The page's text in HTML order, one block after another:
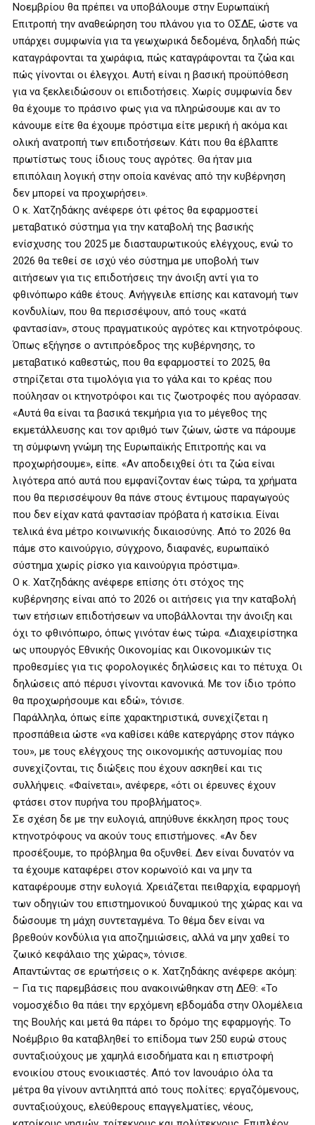
Νοεμβρίου θα πρέπει να υποβάλουμε στην Ευρωπαϊκή
Επιτροπή την αναθεώρηση του πλάνου για το ΟΣΔΕ, ώστε να
υπάρχει συμφωνία για τα γεωχωρικά δεδομένα, δηλαδή πώς
καταγράφονται τα χωράφια, πώς καταγράφονται τα ζώα και
πώς γίνονται οι έλεγχοι. Αυτή είναι η βασική προϋπόθεση
για να ξεκλειδώσουν οι επιδοτήσεις. Χωρίς συμφωνία δεν
θα έχουμε το πράσινο φως για να πληρώσουμε και αν το
κάνουμε είτε θα έχουμε πρόστιμα είτε μερική ή ακόμα και
ολική ανατροπή των επιδοτήσεων. Κάτι που θα έβλαπτε
πρωτίστως τους ίδιους τους αγρότες. Θα ήταν μια
επιπόλαιη λογική στην οποία κανένας από την κυβέρνηση
δεν μπορεί να προχωρήσει».
Ο κ. Χατζηδάκης ανέφερε ότι φέτος θα εφαρμοστεί
μεταβατικό σύστημα για την καταβολή της βασικής
ενίσχυσης του 2025 με διασταυρωτικούς ελέγχους, ενώ το
2026 θα τεθεί σε ισχύ νέο σύστημα με υποβολή των
αιτήσεων για τις επιδοτήσεις την άνοιξη αντί για το
φθινόπωρο κάθε έτους. Ανήγγειλε επίσης και κατανομή των
κονδυλίων, που θα περισσέψουν, από τους «κατά
φαντασίαν», στους πραγματικούς αγρότες και κτηνοτρόφους.
Όπως εξήγησε ο αντιπρόεδρος της κυβέρνησης, το
μεταβατικό καθεστώς, που θα εφαρμοστεί το 2025, θα
στηρίζεται στα τιμολόγια για το γάλα και το κρέας που
πούλησαν οι κτηνοτρόφοι και τις ζωοτροφές που αγόρασαν.
«Αυτά θα είναι τα βασικά τεκμήρια για το μέγεθος της
εκμετάλλευσης και τον αριθμό των ζώων, ώστε να πάρουμε
τη σύμφωνη γνώμη της Ευρωπαϊκής Επιτροπής και να
προχωρήσουμε», είπε. «Αν αποδειχθεί ότι τα ζώα είναι
λιγότερα από αυτά που εμφανίζονταν έως τώρα, τα χρήματα
που θα περισσέψουν θα πάνε στους έντιμους παραγωγούς
που δεν είχαν κατά φαντασίαν πρόβατα ή κατσίκια. Είναι
τελικά ένα μέτρο κοινωνικής δικαιοσύνης. Από το 2026 θα
πάμε στο καινούργιο, σύγχρονο, διαφανές, ευρωπαϊκό
σύστημα χωρίς ρίσκο για καινούργια πρόστιμα».
Ο κ. Χατζηδάκης ανέφερε επίσης ότι στόχος της
κυβέρνησης είναι από το 2026 οι αιτήσεις για την καταβολή
των ετήσιων επιδοτήσεων να υποβάλλονται την άνοιξη και
όχι το φθινόπωρο, όπως γινόταν έως τώρα. «Διαχειρίστηκα
ως υπουργός Εθνικής Οικονομίας και Οικονομικών τις
προθεσμίες για τις φορολογικές δηλώσεις και το πέτυχα. Οι
δηλώσεις από πέρυσι γίνονται κανονικά. Με τον ίδιο τρόπο
θα προχωρήσουμε και εδώ», τόνισε.
Παράλληλα, όπως είπε χαρακτηριστικά, συνεχίζεται η
προσπάθεια ώστε «να καθίσει κάθε κατεργάρης στον πάγκο
του», με τους ελέγχους της οικονομικής αστυνομίας που
συνεχίζονται, τις διώξεις που έχουν ασκηθεί και τις
συλλήψεις. «Φαίνεται», ανέφερε, «ότι οι έρευνες έχουν
φτάσει στον πυρήνα του προβλήματος».
Σε σχέση δε με την ευλογιά, απηύθυνε έκκληση προς τους
κτηνοτρόφους να ακούν τους επιστήμονες. «Αν δεν
προσέξουμε, το πρόβλημα θα οξυνθεί. Δεν είναι δυνατόν να
τα έχουμε καταφέρει στον κορωνοϊό και να μην τα
καταφέρουμε στην ευλογιά. Χρειάζεται πειθαρχία, εφαρμογή
των οδηγιών του επιστημονικού δυναμικού της χώρας και να
δώσουμε τη μάχη συντεταγμένα. Το θέμα δεν είναι να
βρεθούν κονδύλια για αποζημιώσεις, αλλά να μην χαθεί το
ζωικό κεφάλαιο της χώρας», τόνισε.
Απαντώντας σε ερωτήσεις ο κ. Χατζηδάκης ανέφερε ακόμη:
– Για τις παρεμβάσεις που ανακοινώθηκαν στη ΔΕΘ: «Το
νομοσχέδιο θα πάει την ερχόμενη εβδομάδα στην Ολομέλεια
της Βουλής και μετά θα πάρει το δρόμο της εφαρμογής. Το
Νοέμβριο θα καταβληθεί το επίδομα των 250 ευρώ στους
συνταξιούχους με χαμηλά εισοδήματα και η επιστροφή
ενοικίου στους ενοικιαστές. Από τον Ιανουάριο όλα τα
μέτρα θα γίνουν αντιληπτά από τους πολίτες: εργαζόμενους,
συνταξιούχους, ελεύθερους επαγγελματίες, νέους,